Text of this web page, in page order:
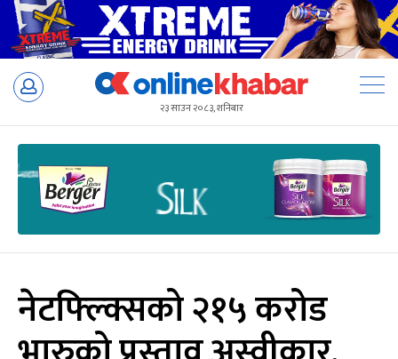
Skip
२३ साउन २०८३, शनिबार
नेटफ्ल्क्सिको २१५ करोड